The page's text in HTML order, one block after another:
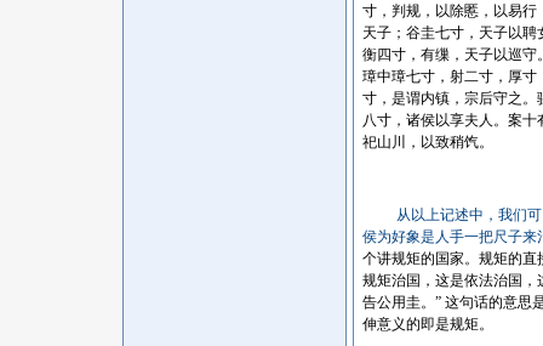
寸，判规，以除慝，以易
天子；谷圭七寸，天子以
衡四寸，有缫，天子以巡
璋中璋七寸，射二寸，厚
寸，是谓内镇，宗后守之
八寸，诸侯以享夫人。案
祀山川，以致稍饩。
从以上记述中，我们
侯为好象是人手一把尺子
个讲规矩的国家。规矩的
规矩治国，这是依法治国，
告公用圭。” 这句话的意思
伸意义的即是规矩。